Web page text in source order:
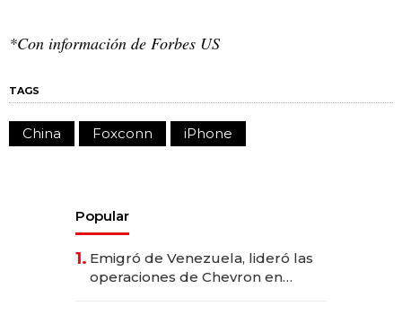
*Con información de Forbes US
TAGS
China Foxconn iPhone
Popular
1. Emigró de Venezuela, lideró las
operaciones de Chevron en